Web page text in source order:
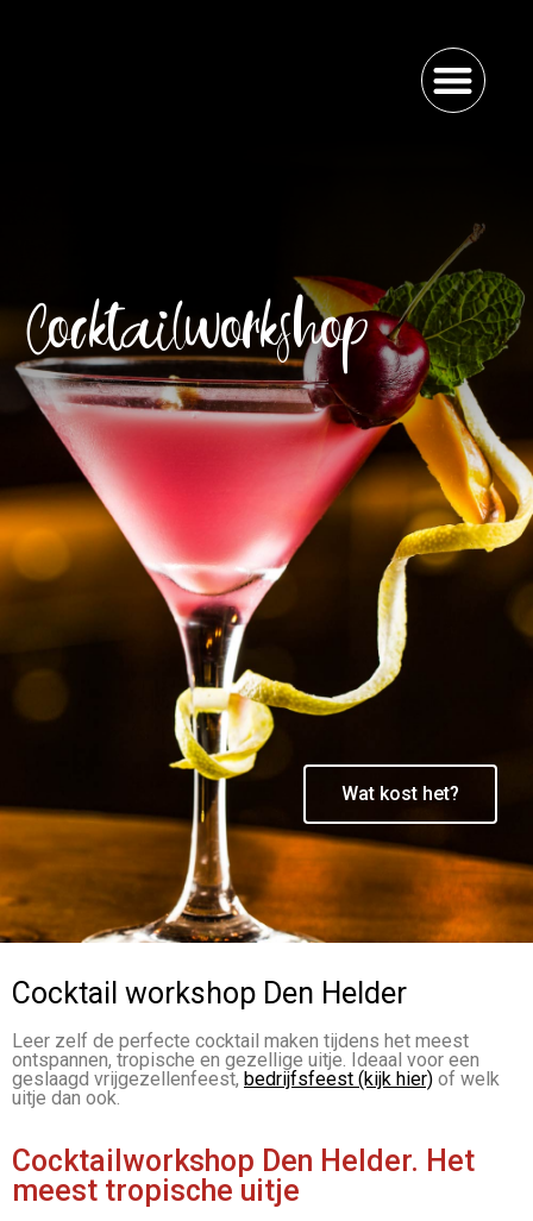
Cocktailworkshop
Wat kost het?
Cocktail workshop Den Helder
Leer zelf de perfecte cocktail maken tijdens het meest
ontspannen, tropische en gezellige uitje. Ideaal voor een
geslaagd vrijgezellenfeest, bedrijfsfeest (kijk hier) of welk
uitje dan ook.
Cocktailworkshop Den Helder. Het
meest tropische uitje